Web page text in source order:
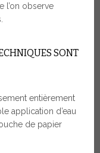
l’on observe
SONT
entièrement
application d’eau
de papier